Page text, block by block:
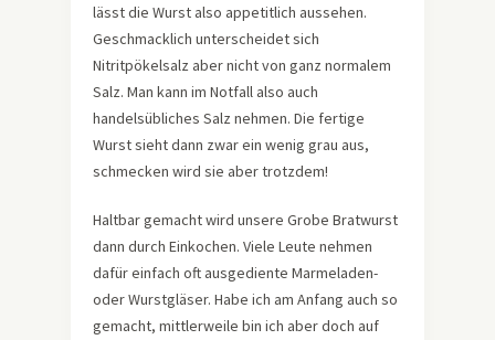
lässt die Wurst also appetitlich aussehen.
Geschmacklich unterscheidet sich
Nitritpökelsalz aber nicht von ganz normalem
Salz. Man kann im Notfall also auch
handelsübliches Salz nehmen. Die fertige
Wurst sieht dann zwar ein wenig grau aus,
schmecken wird sie aber trotzdem!
Haltbar gemacht wird unsere Grobe Bratwurst
dann durch Einkochen. Viele Leute nehmen
dafür einfach oft ausgediente Marmeladen-
oder Wurstgläser. Habe ich am Anfang auch so
gemacht, mittlerweile bin ich aber doch auf